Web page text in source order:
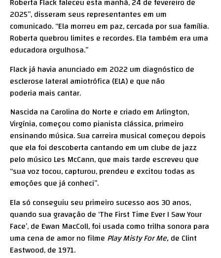
2025”, disseram seus representantes em um
comunicado. “Ela morreu em paz, cercada por sua família.
Roberta quebrou limites e recordes. Ela também era uma
educadora orgulhosa.”
Flack já havia anunciado em 2022 um diagnóstico de
esclerose lateral amiotrófica (ELA) e que não
poderia mais cantar.
Nascida na Carolina do Norte e criado em Arlington,
Virgínia, começou como pianista clássica, primeiro
ensinando música. Sua carreira musical começou depois
que ela foi descoberta cantando em um clube de jazz
pelo músico Les McCann, que mais tarde escreveu que
“sua voz tocou, capturou, prendeu e excitou todas as
emoções que já conheci”.
Ela só conseguiu seu primeiro sucesso aos 30 anos,
quando sua gravação de ‘The First Time Ever I Saw Your
Face’, de Ewan MacColl, foi usada como trilha sonora para
uma cena de amor no filme Play Misty For Me,de Clint
Eastwood, de 1971.